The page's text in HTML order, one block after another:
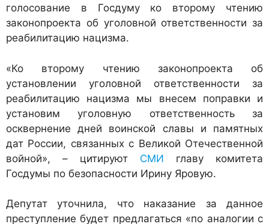
голосование в Госдуму ко второму чтению
законопроекта об уголовной ответственности за
реабилитацию нацизма.
«Ко второму чтению законопроекта об
установлении уголовной ответственности за
реабилитацию нацизма мы внесем поправки и
установим уголовную ответственность за
осквернение дней воинской славы и памятных
дат России, связанных с Великой Отечественной
войной», – цитируют СМИ главу комитета
Госдумы по безопасности Ирину Яровую.
Депутат уточнила, что наказание за данное
преступление будет предлагаться «по аналогии с